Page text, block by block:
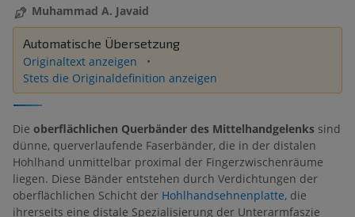
Muhammad A. Javaid
Automatische Übersetzung
Originaltext anzeigen
Stets die Originaldefinition anzeigen
Die oberflächlichen Querbänder des Mittelhandgelenks sind
dünne, querverlaufende Faserbänder, die in der distalen
Hohlhand unmittelbar proximal der Fingerzwischenräume
liegen. Diese Bänder entstehen durch Verdichtungen der
oberflächlichen Schicht der Hohlhandsehnenplatte, die
ihrerseits eine distale Spezialisierung der Unterarmfaszie